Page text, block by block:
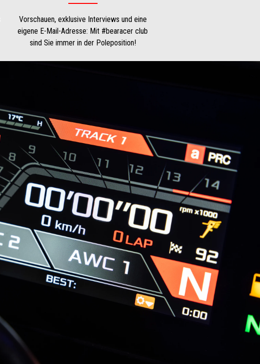
Vorschauen, exklusive Interviews und eine
eigene E-Mail-Adresse: Mit #bearacer club
sind Sie immer in der Poleposition!